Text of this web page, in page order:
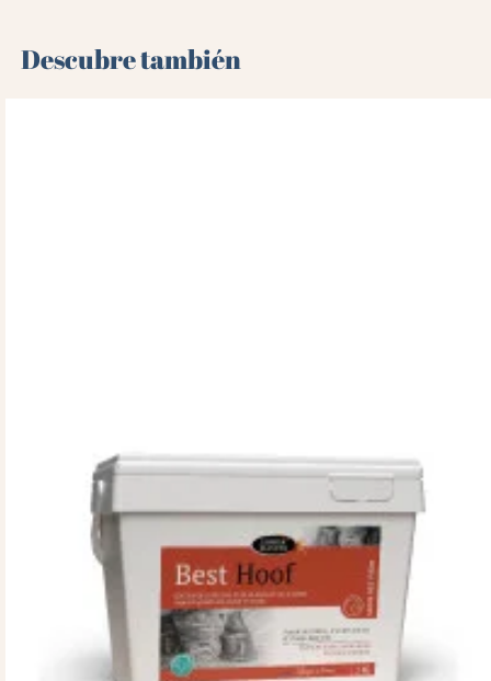
Descubre también 🌻